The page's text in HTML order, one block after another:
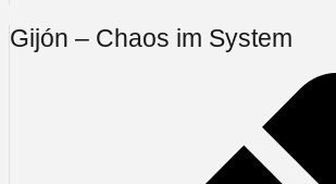
Gijón – Chaos im System